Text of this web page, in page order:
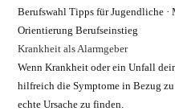
Berufswahl Tipps für Jugendliche ·
Orientierung Berufseinstieg
Krankheit als Alarmgeber
Wenn Krankheit oder ein Unfall
hilfreich die Symptome in Bezug
echte Ursache zu finden.